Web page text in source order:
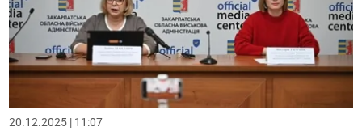
20.12.2025 | 11:07